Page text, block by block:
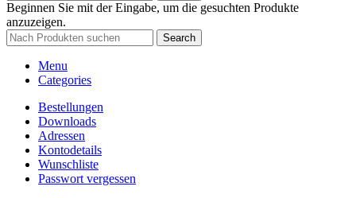
Beginnen Sie mit der Eingabe, um die gesuchten Produkte
anzuzeigen.
Search
Menu
Categories
Bestellungen
Downloads
Adressen
Kontodetails
Wunschliste
Passwort vergessen